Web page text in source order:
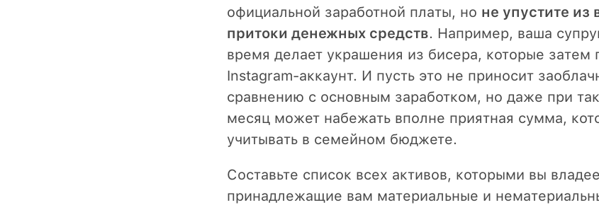
официальной заработной платы, но не упустите из
притоки денежных средств. Например, ваша
время делает украшения из бисера, которые затем
Instagram-аккаунт. И пусть это не приносит
сравнению с основным заработком, но даже при
месяц может набежать вполне приятная сумма,
учитывать в семейном бюджете.
Составьте список всех активов, которыми вы
принадлежащие вам материальные и